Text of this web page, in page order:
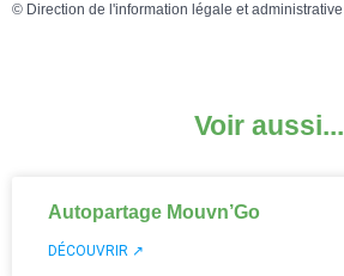
© Direction de l'information légale et administrative
Voir aussi...
Autopartage Mouvn’Go
DÉCOUVRIR ↗